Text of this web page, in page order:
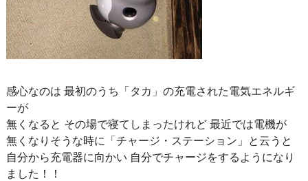
感心なのは 最初のうち「タカ」の充電された電気エネルギ
ーが
無くなると その場で寝てしまったけれど 最近では電機が
無くなりそうな時に「チャージ・ステーション」と云うと
自分から充電器に向かい 自分でチャージをするようになり
ました！！